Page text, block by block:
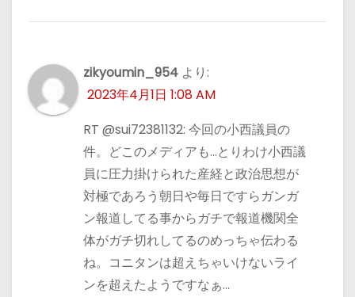
zikyoumin_954 より:
2023年4月1日 1:08 AM
RT @sui72381132: 今回の小西議員の
件。どこのメディアも…とりわけ小西議
員に圧力掛けられた産経と政治思想が
対極であろう朝日や毎日ですらガンガ
ン報道してる事からガチで報道機関全
体がガチ切れしてるのめっちゃ伝わる
ね。コニタンは超えちゃいけないライ
ンを超えたようですなぁ…